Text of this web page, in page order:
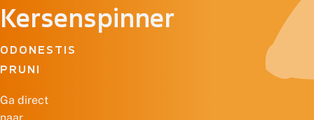
Kersenspinner
ODONESTIS
PRUNI
Ga direct
naar